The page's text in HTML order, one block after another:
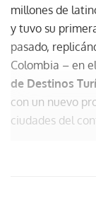
millones de
y tuvo su
pasado,
Colombia – en
de Destinos
con un nuevo
ciudades del